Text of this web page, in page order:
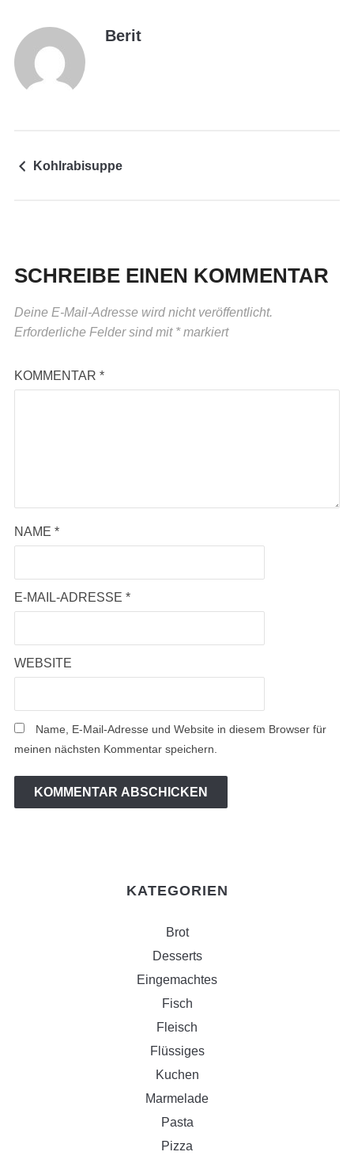
Berit
Kohlrabisuppe
SCHREIBE EINEN KOMMENTAR
Deine E-Mail-Adresse wird nicht veröffentlicht.
Erforderliche Felder sind mit *markiert
KOMMENTAR *
NAME *
E-MAIL-ADRESSE *
WEBSITE
Name, E-Mail-Adresse und Website in diesem Browser für
meinen nächsten Kommentar speichern.
KATEGORIEN
Brot
Desserts
Eingemachtes
Fisch
Fleisch
Flüssiges
Kuchen
Marmelade
Pasta
Pizza